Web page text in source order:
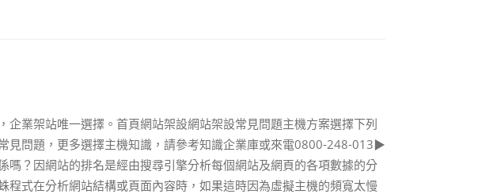
企業架站唯一選擇。首頁網站架設網站架設常見問題主機方案選擇下列
見問題，更多選擇主機知識，請參考知識企業庫或來電0800-248-013▶
嗎？因網站的排名是經由搜尋引擎分析每個網站及網頁的各項數據的分
程式在分析網站結構或頁面內容時，如果這時因為虛擬主機的頻寬太慢